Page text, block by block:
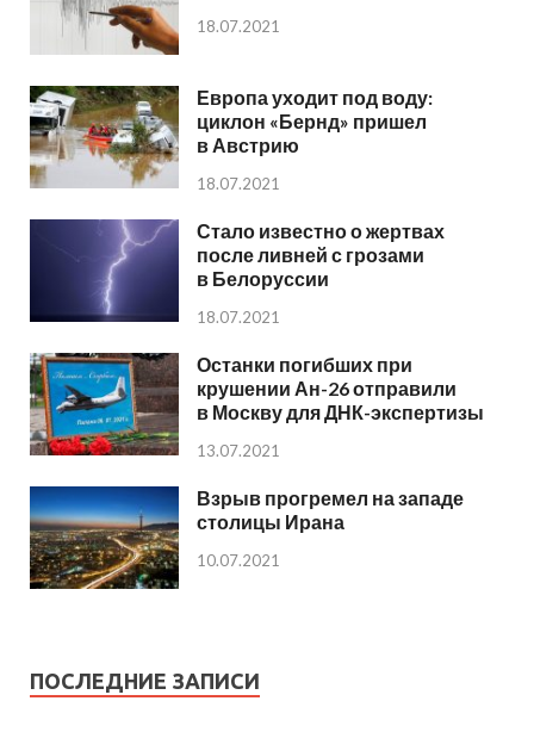
18.07.2021
Европа уходит под воду:
циклон «Бернд» пришел
в Австрию
18.07.2021
Стало известно о жертвах
после ливней с грозами
в Белоруссии
18.07.2021
Останки погибших при
крушении Ан-26 отправили
в Москву для ДНК-экспертизы
13.07.2021
Взрыв прогремел на западе
столицы Ирана
10.07.2021
ПОСЛЕДНИЕ ЗАПИСИ